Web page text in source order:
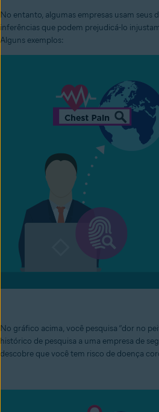
No entanto, algumas empresas usam seus
inferências que podem prejudicá-lo
Alguns exemplos:
No gráfico acima, você pesquisa “dor no
histórico de pesquisa a uma empresa de
descobre que você tem risco de doença